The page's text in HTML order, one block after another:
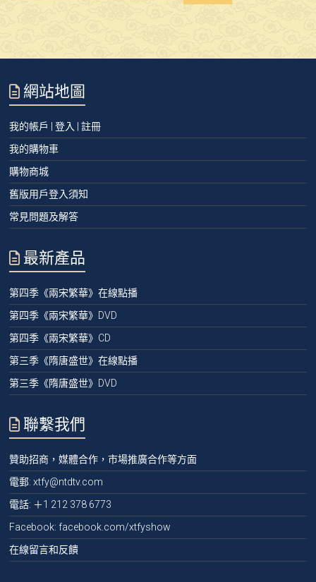
網站地圖
我的帳戶 | 登入 | 註冊
我的購物車
購物商城
舊版用戶登入須知
常見問題及解答
最新產品
第四季《兩宋繁華》在線點播
第四季《兩宋繁華》DVD
第四季《兩宋繁華》CD
第三季《隋唐盛世》在線點播
第三季《隋唐盛世》DVD
聯繫我們
贊助招商，媒體合作，市場推廣合作等方面
電郵:xtfy@ntdtv.com
電話: ＋1 212 378 6773
Facebook: facebook.com/xtfyshow
在線留言和反饋